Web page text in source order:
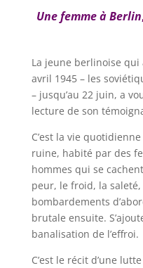
Une femme à Berlin
La jeune berlinoise
avril 1945 – les
– jusqu’au 22 juin, a
lecture de son
C’est la vie
ruine, habité par des
hommes qui se
peur, le froid, la
bombardements
brutale ensuite.
banalisation de l’effroi.
C’est le récit d’une